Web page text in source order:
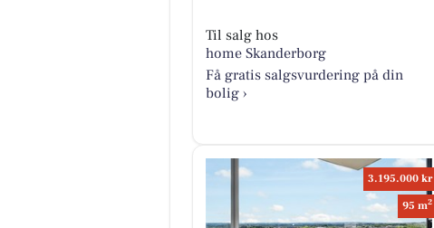
Til salg hos
home Skanderborg
Få gratis salgsvurdering på din
bolig ›
3.195.000 kr
95 m2